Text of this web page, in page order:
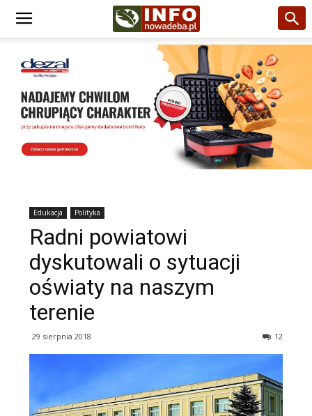
Edukacja Polityka
Radni powiatowi
dyskutowali o sytuacji
oświaty na naszym
terenie
29 sierpnia 2018 12